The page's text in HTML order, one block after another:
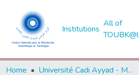
Institutions
All of
TOUBK@l
Home
Université Cadi Ayyad - Marrakech